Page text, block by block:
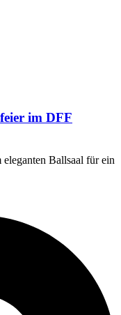
im DFF